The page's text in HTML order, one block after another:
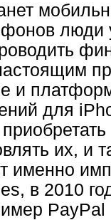
люди
и
для
их, и
именно
в 2010